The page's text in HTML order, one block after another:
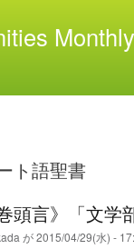
Monthly
ト語聖書
巻頭言》「文学
が2015/04/29(水) -